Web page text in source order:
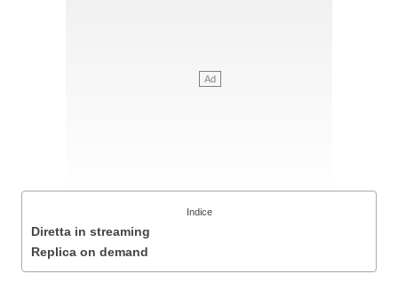
Indice
Diretta in streaming
Replica on demand